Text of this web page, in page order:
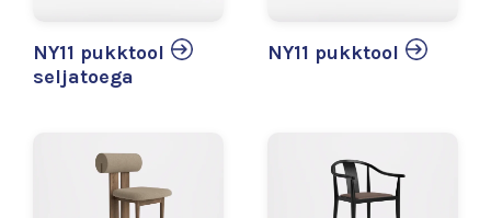
NY11 pukktool
seljatoega
NY11 pukktool